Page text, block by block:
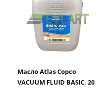
Быстрый просмотрДобавить к сравнению
Добавить в избранное
Масло Atlas Copco
VACUUM FLUID BASIC, 20